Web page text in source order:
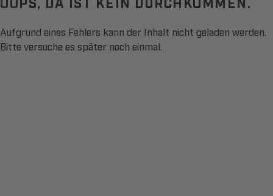
Aufgrund eines Fehlers kann der Inhalt nicht geladen werden.
Bitte versuche es später noch einmal.